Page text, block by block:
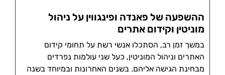
ההשפעה של פאנדה ופינגווין על ניהול
מוניטין וקידום אתרים
במשך זמן רב, הסתכלו אנשי רשת על תחומי קידום
האתרים וניהול המוניטין, כעל שני עולמות נפרדים
מבחינת הגישה אליהם. בשנים האחרונות ובמיוחד בשנה